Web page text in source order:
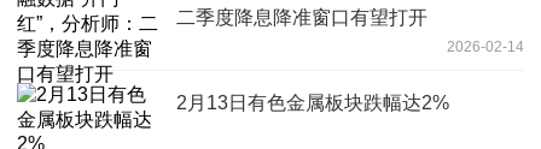
二季度降息降准窗口有望打开
2026-02-14
2月13日有色金属板块跌幅达2%